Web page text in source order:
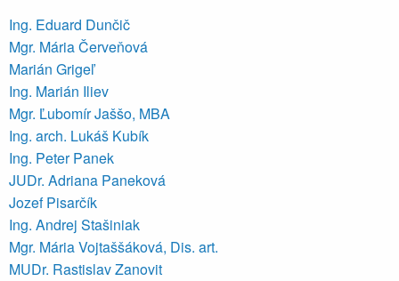
Ing. Eduard Dunčič
Mgr. Mária Červeňová
Marián Grigeľ
Ing. Marián Iliev
Mgr. Ľubomír Jaššo, MBA
Ing. arch. Lukáš Kubík
Ing. Peter Panek
JUDr. Adriana Paneková
Jozef Pisarčík
Ing. Andrej Stašiniak
Mgr. Mária Vojtaššáková, Dis. art.
MUDr. Rastislav Zanovit